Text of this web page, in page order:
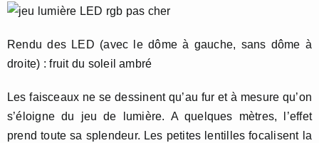
Rendu des LED (avec le dôme à gauche, sans dôme à
droite) : fruit du soleil ambré
Les faisceaux ne se dessinent qu’au fur et à mesure qu’on
s’éloigne du jeu de lumière. A quelques mètres, l’effet
prend toute sa splendeur. Les petites lentilles focalisent la